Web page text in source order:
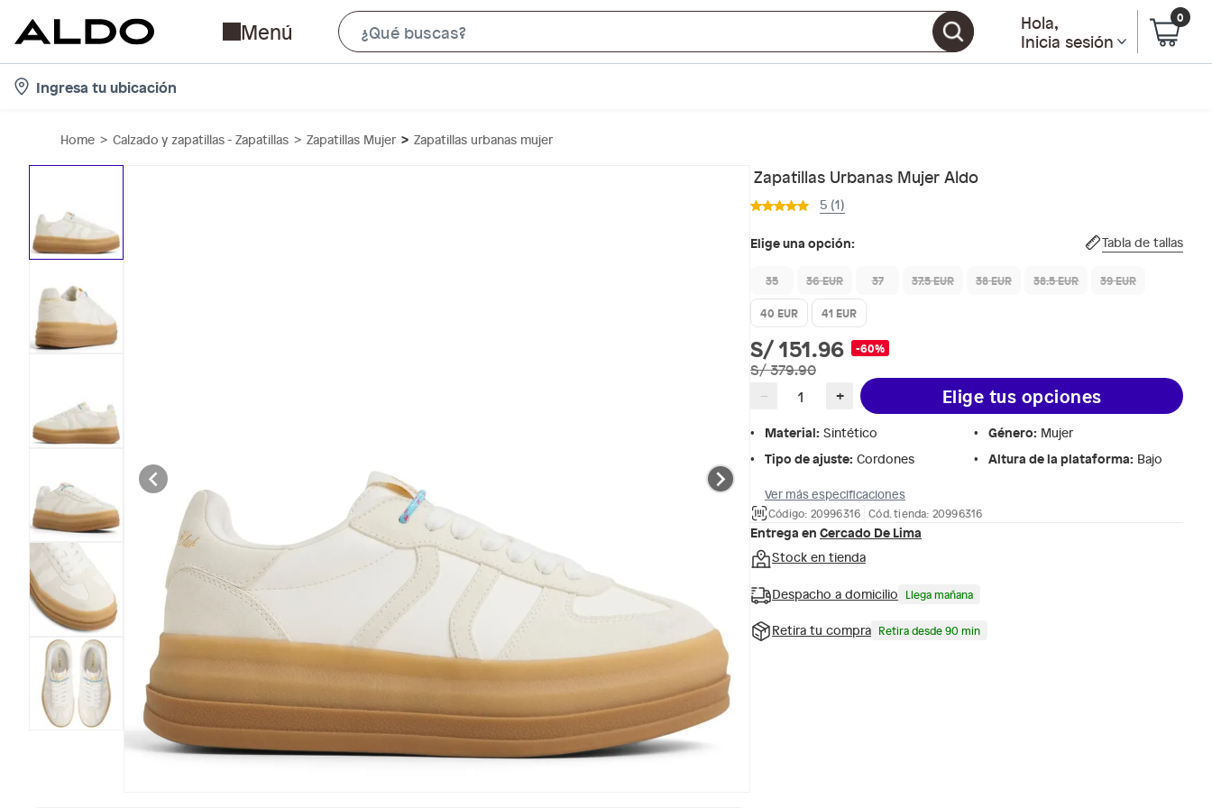
Menú
e
Hola,
Inicia sesión
0
Ingresa tu ubicación
Home Calzado y zapatillas - Zapatillas Zapatillas Mujer Zapatillas urbanas mujer
Zapatillas Urbanas Mujer Aldo
5 (1)
Elige una opción: Tabla de tallas
35 36 EUR 37 37.5 EUR 38 EUR 38.5 EUR
39 EUR
40 EUR
41 EUR
S/ 151.96 -60%
S/ 379.90
−
+ Elige tus opciones
Material: Sintético Género: Mujer
Tipo de ajuste: Cordones Altura de la plataforma: Bajo
Ver más especificaciones
Código: 20996316 Cód. tienda: 20996316
Entrega en Cercado De Lima
Stock en tienda
Despacho a domicilio Llega mañana
Retira tu compra Retira desde 90 min